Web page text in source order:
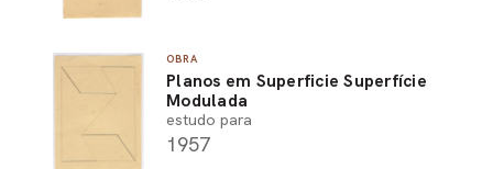
OBRA
Planos em Superficie Superfície
Modulada
estudo para
1957